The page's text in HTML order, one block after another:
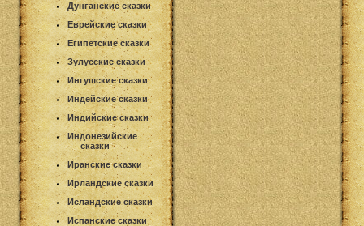
Дунганские сказки
Еврейские сказки
Египетские сказки
Зулусские сказки
Ингушские сказки
Индейские сказки
Индийские сказки
Индонезийские
сказки
Иранские сказки
Ирландские сказки
Исландские сказки
Испанские сказки